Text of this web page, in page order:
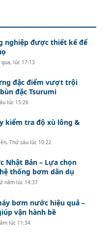
nghiệp được thiết kế để
qua, lúc 17:13
đặc điểm vượt trội
đặc Tsurumi
lúc 15:26
kiểm tra độ xù lông &
,Thứ sáu lúc 10:22
Nhật Bản – Lựa chọn
thống bơm dân dụ
năm lúc 14:37
bơm nước hiệu quả –
vận hành bề
lúc 11:34